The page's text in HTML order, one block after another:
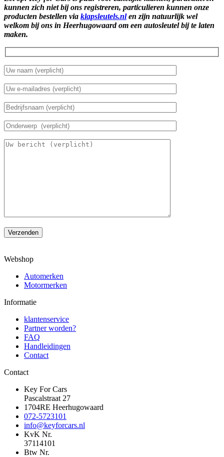
kunnen zich niet bij ons registreren, particulieren kunnen onze
producten bestellen via klapsleutels.nlen zijn natuurlijk wel
welkom bij ons in Heerhugowaard om een autosleutel bij te laten
maken.
Verzenden
Webshop
Automerken
Motormerken
Informatie
klantenservice
Partner worden?
FAQ
Handleidingen
Contact
Contact
Key For Cars
Pascalstraat 27
1704RE Heerhugowaard
072-5723101
info@keyforcars.nl
KvK Nr.
37114101
Btw Nr.